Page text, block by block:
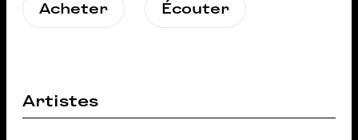
Acheter Écouter
Artistes